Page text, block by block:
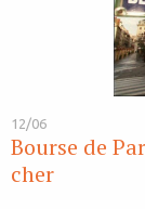
12/06
Bourse de
cher